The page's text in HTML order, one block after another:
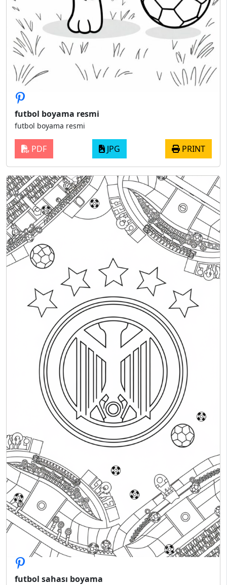
futbol boyama resmi
futbol boyama resmi
PDF JPG PRINT
futbol sahası boyama